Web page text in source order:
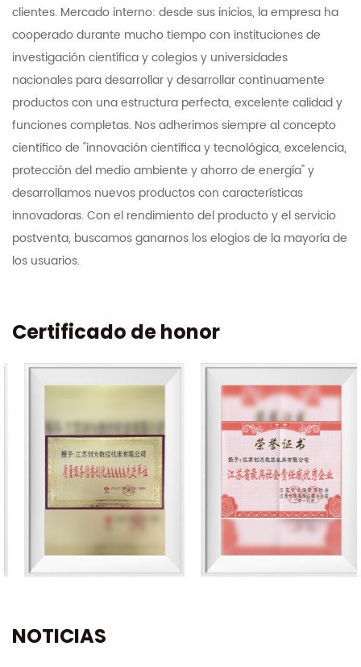
clientes. Mercado interno: desde sus inicios, la empresa ha
cooperado durante mucho tiempo con instituciones de
investigación científica y colegios y universidades
nacionales para desarrollar y desarrollar continuamente
productos con una estructura perfecta, excelente calidad y
funciones completas. Nos adherimos siempre al concepto
científico de "innovación científica y tecnológica, excelencia,
protección del medio ambiente y ahorro de energía" y
desarrollamos nuevos productos con características
innovadoras. Con el rendimiento del producto y el servicio
postventa, buscamos ganarnos los elogios de la mayoría de
los usuarios.
Certificado de honor
NOTICIAS